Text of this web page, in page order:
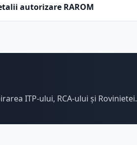
autorizare RAROM
ITP-ului, RCA-ului și Rovinietei.